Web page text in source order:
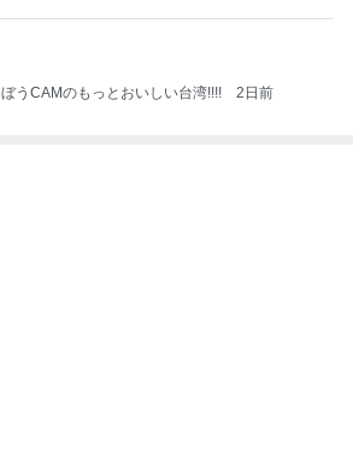
ぼうCAMのもっとおいしい台湾!!!! 2日前